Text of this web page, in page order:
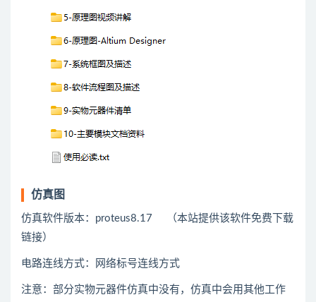
仿真图
仿真软件版本：proteus8.17 （本站提供该软件免费下载
链接）
电路连线方式：网络标号连线方式
注意：部分实物元器件仿真中没有，仿真中会用其他工作